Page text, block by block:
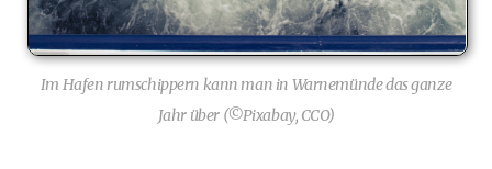
Im Hafen rumschippern kann man in Warnemünde das ganze
Jahr über (©Pixabay, CCO)